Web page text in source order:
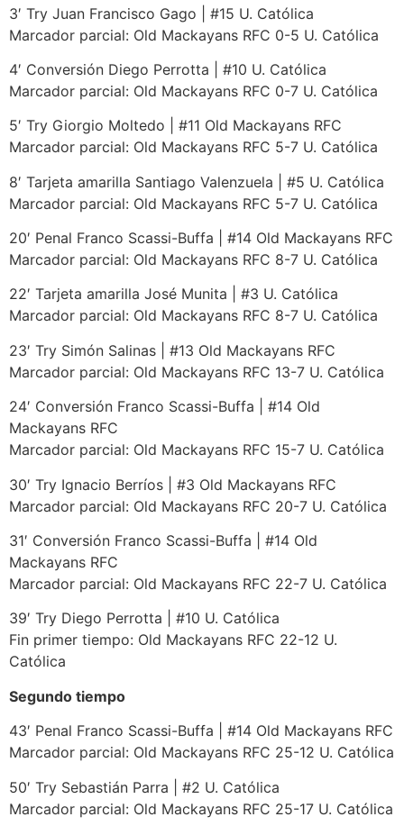
3′ Try Juan Francisco Gago | #15 U. Católica
Marcador parcial: Old Mackayans RFC 0-5 U. Católica
4′ Conversión Diego Perrotta | #10 U. Católica
Marcador parcial: Old Mackayans RFC 0-7 U. Católica
5′ Try Giorgio Moltedo | #11 Old Mackayans RFC
Marcador parcial: Old Mackayans RFC 5-7 U. Católica
8′ Tarjeta amarilla Santiago Valenzuela | #5 U. Católica
Marcador parcial: Old Mackayans RFC 5-7 U. Católica
20′ Penal Franco Scassi-Buffa | #14 Old Mackayans RFC
Marcador parcial: Old Mackayans RFC 8-7 U. Católica
22′ Tarjeta amarilla José Munita | #3 U. Católica
Marcador parcial: Old Mackayans RFC 8-7 U. Católica
23′ Try Simón Salinas | #13 Old Mackayans RFC
Marcador parcial: Old Mackayans RFC 13-7 U. Católica
24′ Conversión Franco Scassi-Buffa | #14 Old
Mackayans RFC
Marcador parcial: Old Mackayans RFC 15-7 U. Católica
30′ Try Ignacio Berríos | #3 Old Mackayans RFC
Marcador parcial: Old Mackayans RFC 20-7 U. Católica
31′ Conversión Franco Scassi-Buffa | #14 Old
Mackayans RFC
Marcador parcial: Old Mackayans RFC 22-7 U. Católica
39′ Try Diego Perrotta | #10 U. Católica
Fin primer tiempo: Old Mackayans RFC 22-12 U.
Católica
Segundo tiempo
43′ Penal Franco Scassi-Buffa | #14 Old Mackayans RFC
Marcador parcial: Old Mackayans RFC 25-12 U. Católica
50′ Try Sebastián Parra | #2 U. Católica
Marcador parcial: Old Mackayans RFC 25-17 U. Católica